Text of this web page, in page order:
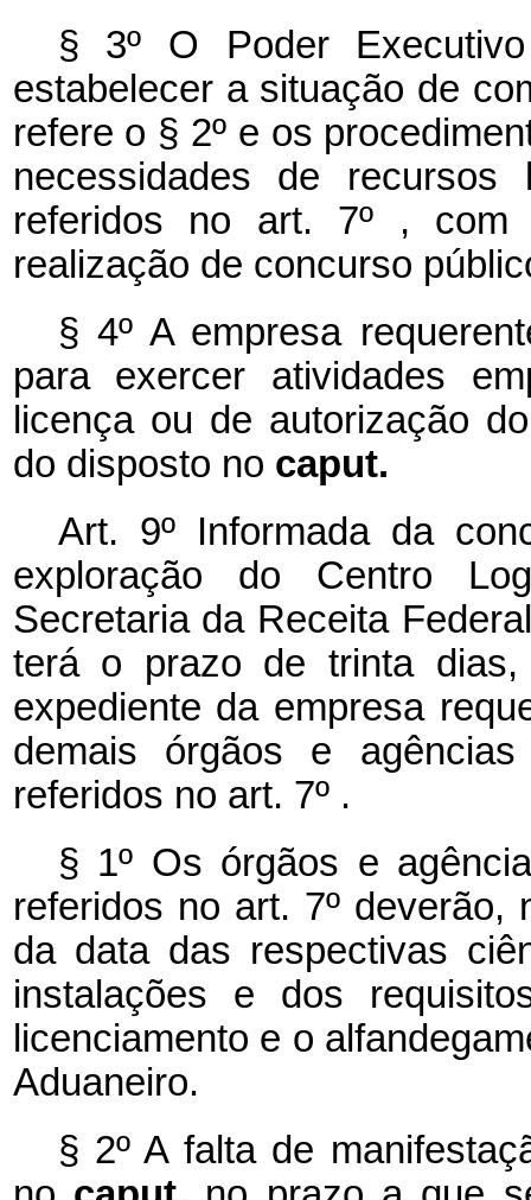
§ 3º O Poder
estabelecer a situação de
refere o § 2º e os
necessidades de
referidos no art. 7º , com
realização de concurso
§ 4º A empresa
para exercer atividades
licença ou de autorização
do disposto no caput.
Art. 9º Informada da
exploração do Centro
Secretaria da Receita
terá o prazo de trinta
expediente da empresa
demais órgãos e
referidos no art. 7º .
§ 1º Os órgãos e
referidos no art. 7º
da data das respectivas
instalações e dos
licenciamento e o
Aduaneiro.
§ 2º A falta de